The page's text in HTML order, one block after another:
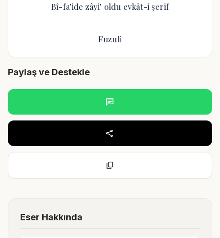
Bî-fa’ide zâyi’ oldu evkât-i şerif
Fuzuli
Paylaş ve Destekle
chat
share
content_copy
Eser Hakkında